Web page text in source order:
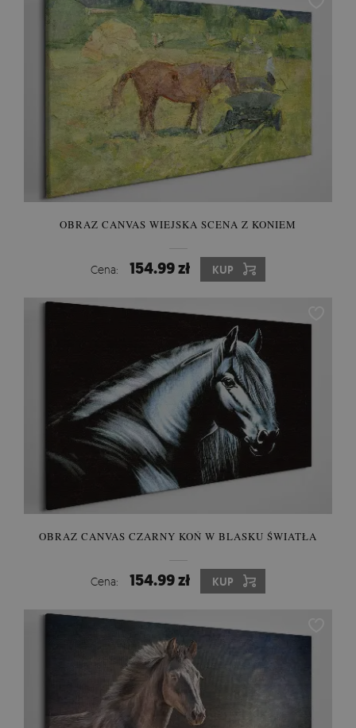
OBRAZ CANVAS WIEJSKA SCENA Z KONIEM
Cena: 154.99 zł KUP
OBRAZ CANVAS CZARNY KOŃ W BLASKU ŚWIATŁA
Cena: 154.99 zł KUP